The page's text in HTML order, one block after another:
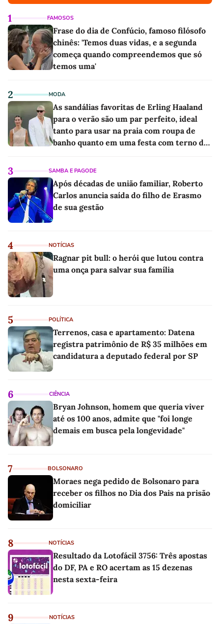
1 FAMOSOS
Frase do dia de Confúcio, famoso filósofo
chinês: 'Temos duas vidas, e a segunda
começa quando compreendemos que só
temos uma'
2 MODA
As sandálias favoritas de Erling Haaland
para o verão são um par perfeito, ideal
tanto para usar na praia com roupa de
banho quanto em uma festa com terno de
3 SAMBA E PAGODE
Após décadas de união familiar, Roberto
Carlos anuncia saída do filho de Erasmo
de sua gestão
4 NOTÍCIAS
Ragnar pit bull: o herói que lutou contra
uma onça para salvar sua família
5 POLÍTICA
Terrenos, casa e apartamento: Datena
registra patrimônio de R$ 35 milhões em
candidatura a deputado federal por SP
6 CIÊNCIA
Bryan Johnson, homem que queria viver
até os 100 anos, admite que "foi longe
demais em busca pela longevidade"
7 BOLSONARO
Moraes nega pedido de Bolsonaro para
receber os filhos no Dia dos Pais na prisão
domiciliar
8 NOTÍCIAS
Resultado da Lotofácil 3756: Três apostas
do DF, PA e RO acertam as 15 dezenas
nesta sexta-feira
9 NOTÍCIAS